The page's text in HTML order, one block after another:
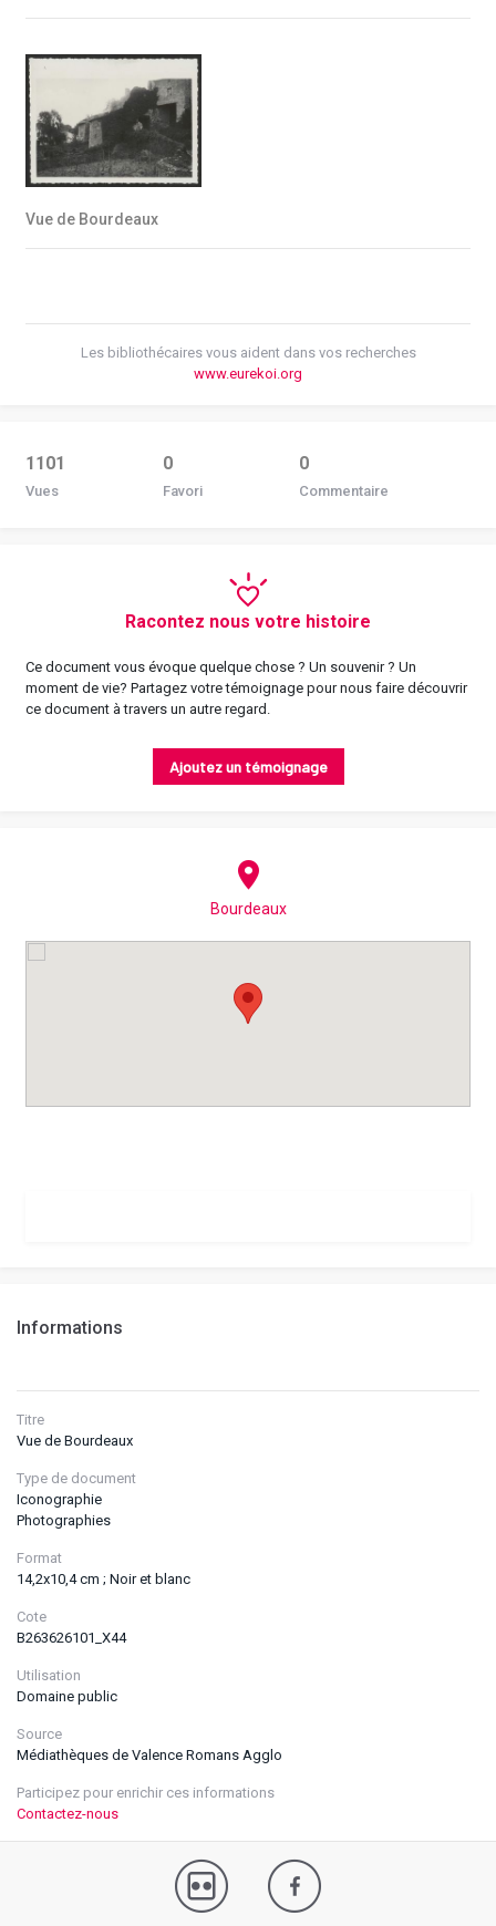
Informations
Titre
Vue de Bourdeaux
Type de document
Iconographie
Photographies
Format
14,2x10,4 cm ; Noir et blanc
Cote
B263626101_X44
Utilisation
Domaine public
Source
Médiathèques de Valence Romans Agglo
Participez pour enrichir ces informations
Contactez-nous
Vue de Bourdeaux
Les bibliothécaires vous aident dans vos recherches
www.eurekoi.org
1101
Vues
0
Favori
0
Commentaire
Racontez nous votre histoire
Ce document vous évoque quelque chose ? Un souvenir ? Un
moment de vie? Partagez votre témoignage pour nous faire découvrir
ce document à travers un autre regard.
Ajoutez un témoignage
Bourdeaux